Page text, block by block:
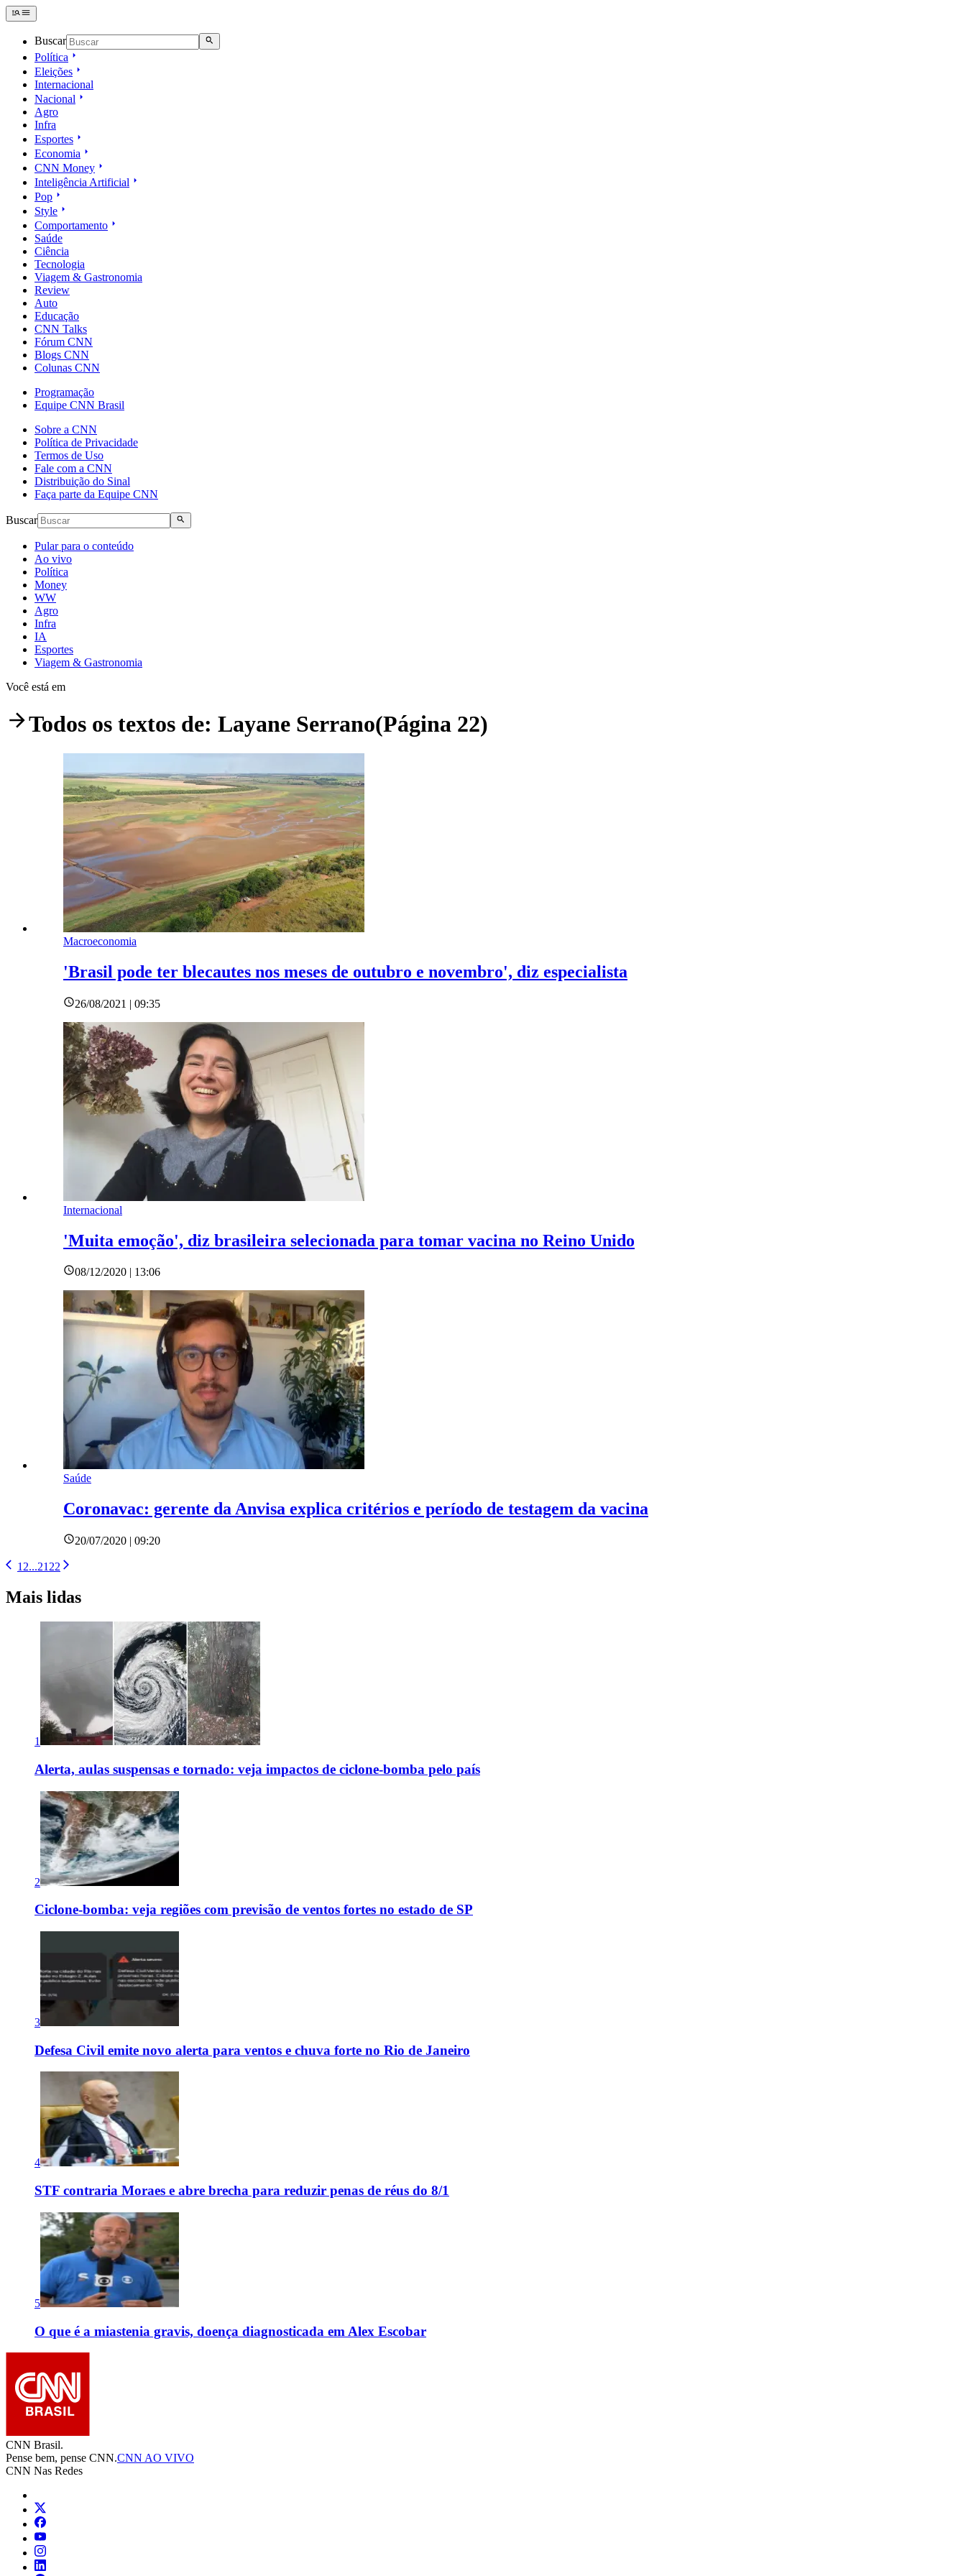
Buscar
Política
Eleições
Internacional
Nacional
Agro
Infra
Esportes
Economia
CNN Money
Inteligência Artificial
Pop
Style
Comportamento
Saúde
Ciência
Tecnologia
Viagem & Gastronomia
Review
Auto
Educação
CNN Talks
Fórum CNN
Blogs CNN
Colunas CNN
Programação
Equipe CNN Brasil
Sobre a CNN
Política de Privacidade
Termos de Uso
Fale com a CNN
Distribuição do Sinal
Faça parte da Equipe CNN
Buscar
Pular para o conteúdo
Ao vivo
Política
Money
WW
Agro
Infra
IA
Esportes
Viagem & Gastronomia
Você está em
Todos os textos de: Layane Serrano(Página 22)
Macroeconomia
'Brasil pode ter blecautes nos meses de outubro e novembro', diz especialista
26/08/2021 | 09:35
Internacional
'Muita emoção', diz brasileira selecionada para tomar vacina no Reino Unido
08/12/2020 | 13:06
Saúde
Coronavac: gerente da Anvisa explica critérios e período de testagem da vacina
20/07/2020 | 09:20
1 2...21 22
Mais lidas
1
Alerta, aulas suspensas e tornado: veja impactos de ciclone-bomba pelo país
2
Ciclone-bomba: veja regiões com previsão de ventos fortes no estado de SP
3
Defesa Civil emite novo alerta para ventos e chuva forte no Rio de Janeiro
4
STF contraria Moraes e abre brecha para reduzir penas de réus do 8/1
5
O que é a miastenia gravis, doença diagnosticada em Alex Escobar
CNN Brasil.
Pense bem, pense CNN.CNN AO VIVO
CNN Nas Redes